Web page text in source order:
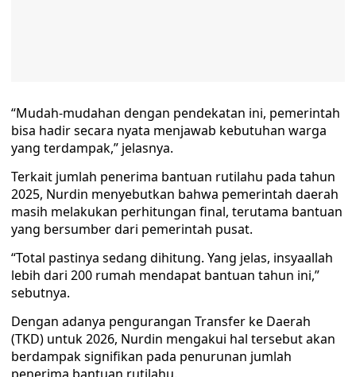
“Mudah-mudahan dengan pendekatan ini, pemerintah
bisa hadir secara nyata menjawab kebutuhan warga
yang terdampak,” jelasnya.
Terkait jumlah penerima bantuan rutilahu pada tahun
2025, Nurdin menyebutkan bahwa pemerintah daerah
masih melakukan perhitungan final, terutama bantuan
yang bersumber dari pemerintah pusat.
“Total pastinya sedang dihitung. Yang jelas, insyaallah
lebih dari 200 rumah mendapat bantuan tahun ini,”
sebutnya.
Dengan adanya pengurangan Transfer ke Daerah
(TKD) untuk 2026, Nurdin mengakui hal tersebut akan
berdampak signifikan pada penurunan jumlah